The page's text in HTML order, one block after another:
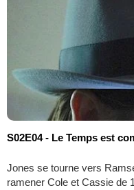
S02E04 - Le Temps est
Jones se tourne vers
ramener Cole et Cassie de